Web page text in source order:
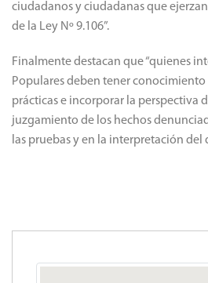
ciudadanos y ciudadanas que
de la Ley Nº 9.106”.
Finalmente destacan que “quienes
Populares deben tener conocimiento
prácticas e incorporar la perspectiva
juzgamiento de los hechos
las pruebas y en la interpretación del